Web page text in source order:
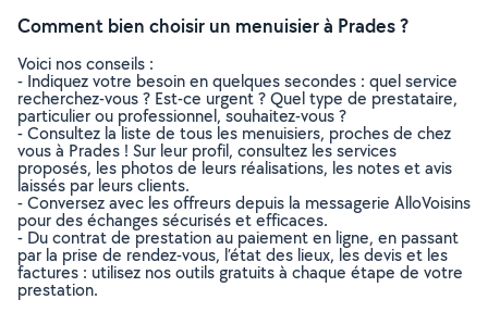
Comment bien choisir un menuisier à Prades ?
Voici nos conseils :
- Indiquez votre besoin en quelques secondes : quel service
recherchez-vous ? Est-ce urgent ? Quel type de prestataire,
particulier ou professionnel, souhaitez-vous ?
- Consultez la liste de tous les menuisiers, proches de chez
vous à Prades ! Sur leur profil, consultez les services
proposés, les photos de leurs réalisations, les notes et avis
laissés par leurs clients.
- Conversez avec les offreurs depuis la messagerie AlloVoisins
pour des échanges sécurisés et efficaces.
- Du contrat de prestation au paiement en ligne, en passant
par la prise de rendez-vous, l’état des lieux, les devis et les
factures : utilisez nos outils gratuits à chaque étape de votre
prestation.